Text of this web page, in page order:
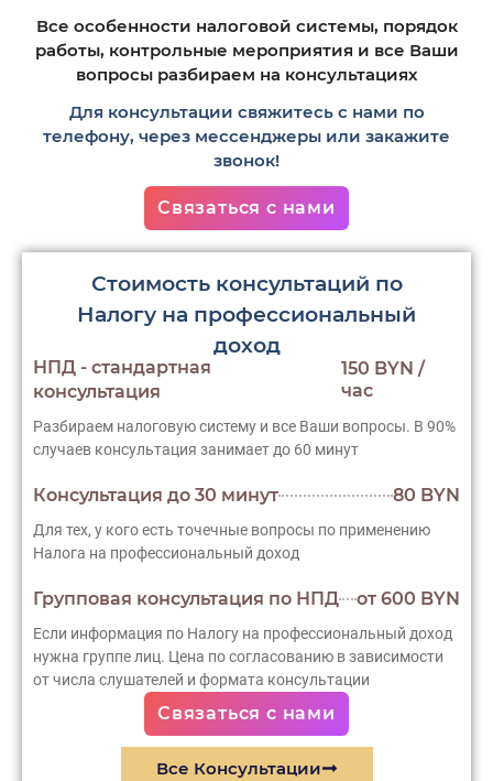
Все особенности налоговой системы, порядок
работы, контрольные мероприятия и все Ваши
вопросы разбираем на консультациях
Для консультации свяжитесь с нами по
телефону, через мессенджеры или закажите
звонок!
Связаться с нами
Стоимость консультаций по
Налогу на профессиональный
доход
НПД - стандартная
консультация
150 BYN /
час
Разбираем налоговую систему и все Ваши вопросы. В 90%
случаев консультация занимает до 60 минут
Консультация до 30 минут 80 BYN
Для тех, у кого есть точечные вопросы по применению
Налога на профессиональный доход
Групповая консультация по НПД от 600 BYN
Если информация по Налогу на профессиональный доход
нужна группе лиц. Цена по согласованию в зависимости
от числа слушателей и формата консультации
Связаться с нами
Все Консультации